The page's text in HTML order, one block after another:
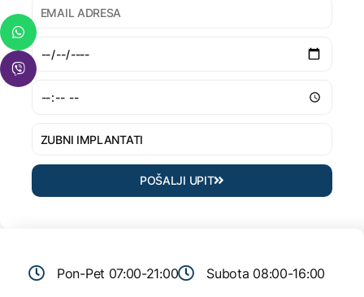
POŠALJI UPIT
Pon-Pet 07:00-21:00
Subota 08:00-16:00